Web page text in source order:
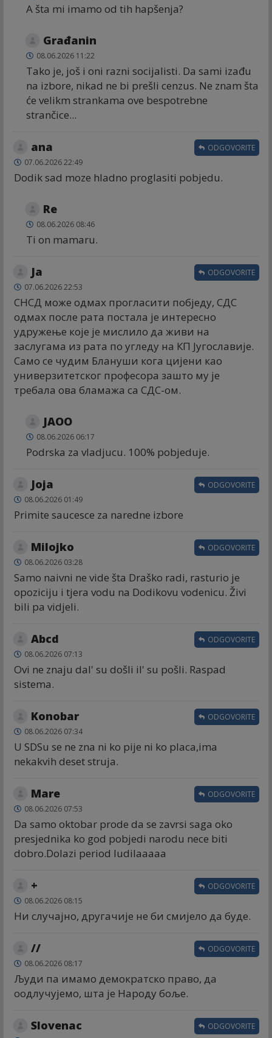
A šta mi imamo od tih hapšenja?
Građanin
08.06.2026 11:22
Tako je, još i oni razni socijalisti. Da sami izađu
na izbore, nikad ne bi prešli cenzus. Ne znam šta
će velikm strankama ove bespotrebne
strančice...
ana
07.06.2026 22:49
Dodik sad moze hladno proglasiti pobjedu.
ODGOVORITE
Re
08.06.2026 08:46
Ti on mamaru.
Ја
07.06.2026 22:53
СНСД може одмах прогласити побједу, СДС
одмах после рата постала је интересно
удружење које је мислило да живи на
заслугама из рата по угледу на КП Југославије.
Само се чудим Блануши кога цијени као
универзитетског професора зашто му је
требала ова бламажа са СДС-ом.
ODGOVORITE
JAOO
08.06.2026 06:17
Podrska za vladjucu. 100% pobjeduje.
Joja
08.06.2026 01:49
Primite saucesce za naredne izbore
ODGOVORITE
Milojko
08.06.2026 03:28
Samo naivni ne vide šta Draško radi, rasturio je
opoziciju i tjera vodu na Dodikovu vodenicu. Živi
bili pa vidjeli.
ODGOVORITE
Abcd
08.06.2026 07:13
Ovi ne znaju dal' su došli il' su pošli. Raspad
sistema.
ODGOVORITE
Konobar
08.06.2026 07:34
U SDSu se ne zna ni ko pije ni ko placa,ima
nekakvih deset struja.
ODGOVORITE
Mare
08.06.2026 07:53
Da samo oktobar prode da se zavrsi saga oko
presjednika ko god pobjedi narodu nece biti
dobro.Dolazi period ludilaaaaa
ODGOVORITE
+
08.06.2026 08:15
Ни случајно, другачије не би смијело да буде.
ODGOVORITE
//
08.06.2026 08:17
Људи па имамо демократско право, да
оодлучујемо, шта је Народу боље.
ODGOVORITE
Slovenac ODGOVORITE